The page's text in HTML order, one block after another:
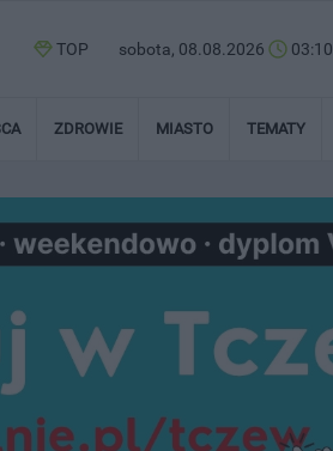
TOP sobota, 08.08.2026 03:10
ZDROWIE MIASTO TEMATY